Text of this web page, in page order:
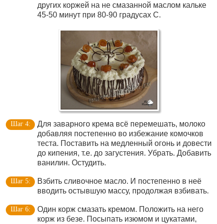
других коржей на не смазанной маслом кальке
45-50 минут при 80-90 градусах С.
Для заварного крема всё перемешать, молоко
добавляя постепенно во избежание комочков
теста. Поставить на медленный огонь и довести
до кипения, т.е. до загустения. Убрать. Добавить
ванилин. Остудить.
Взбить сливочное масло. И постепенно в неё
вводить остывшую массу, продолжая взбивать.
Один корж смазать кремом. Положить на него
корж из безе. Посыпать изюмом и цукатами,